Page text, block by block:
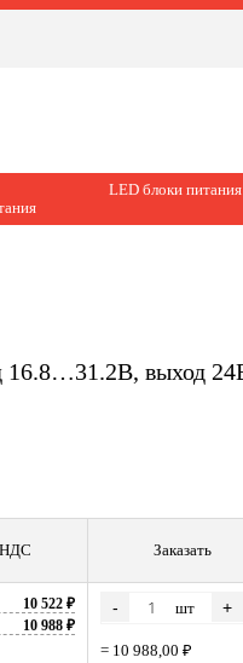
LED блоки питания
16.8…31.2В, выход
НДС Заказать
10 522 ₽
10 988 ₽
- шт +
= 10 988,00 ₽